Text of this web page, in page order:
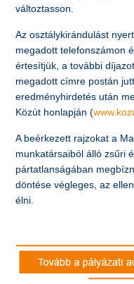
változtasson.
Az osztálykirándulást
megadott telefonszámon
értesítjük, a további
megadott címre postán
eredményhirdetés után
Közút honlapján (
A beérkezett rajzokat a
munkatársaiból álló zsűri
pártatlanságában
döntése végleges, az
élni.